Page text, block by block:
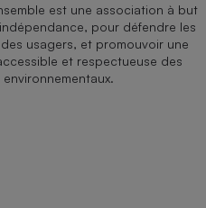
est une association à but
pour défendre les
usagers, et promouvoir une
et respectueuse des